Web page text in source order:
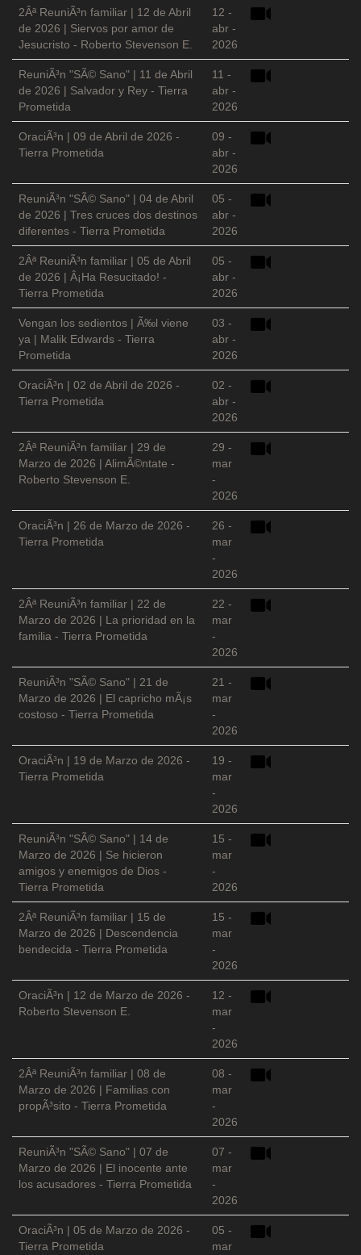
2Âª ReuniÃ³n familiar | 12 de Abril
de 2026 | Siervos por amor de
Jesucristo - Roberto Stevenson E.
12 -
abr -
2026
ReuniÃ³n "SÃ© Sano" | 11 de Abril
de 2026 | Salvador y Rey - Tierra
Prometida
11 -
abr -
2026
OraciÃ³n | 09 de Abril de 2026 -
Tierra Prometida
09 -
abr -
2026
ReuniÃ³n "SÃ© Sano" | 04 de Abril
de 2026 | Tres cruces dos destinos
diferentes - Tierra Prometida
05 -
abr -
2026
2Âª ReuniÃ³n familiar | 05 de Abril
de 2026 | Â¡Ha Resucitado! -
Tierra Prometida
05 -
abr -
2026
Vengan los sedientos | Ã‰l viene
ya | Malik Edwards - Tierra
Prometida
03 -
abr -
2026
OraciÃ³n | 02 de Abril de 2026 -
Tierra Prometida
02 -
abr -
2026
2Âª ReuniÃ³n familiar | 29 de
Marzo de 2026 | AlimÃ©ntate -
Roberto Stevenson E.
29 -
mar
-
2026
OraciÃ³n | 26 de Marzo de 2026 -
Tierra Prometida
26 -
mar
-
2026
2Âª ReuniÃ³n familiar | 22 de
Marzo de 2026 | La prioridad en la
familia - Tierra Prometida
22 -
mar
-
2026
ReuniÃ³n "SÃ© Sano" | 21 de
Marzo de 2026 | El capricho mÃ¡s
costoso - Tierra Prometida
21 -
mar
-
2026
OraciÃ³n | 19 de Marzo de 2026 -
Tierra Prometida
19 -
mar
-
2026
ReuniÃ³n "SÃ© Sano" | 14 de
Marzo de 2026 | Se hicieron
amigos y enemigos de Dios -
Tierra Prometida
15 -
mar
-
2026
2Âª ReuniÃ³n familiar | 15 de
Marzo de 2026 | Descendencia
bendecida - Tierra Prometida
15 -
mar
-
2026
OraciÃ³n | 12 de Marzo de 2026 -
Roberto Stevenson E.
12 -
mar
-
2026
2Âª ReuniÃ³n familiar | 08 de
Marzo de 2026 | Familias con
propÃ³sito - Tierra Prometida
08 -
mar
-
2026
ReuniÃ³n "SÃ© Sano" | 07 de
Marzo de 2026 | El inocente ante
los acusadores - Tierra Prometida
07 -
mar
-
2026
OraciÃ³n | 05 de Marzo de 2026 -
Tierra Prometida
05 -
mar